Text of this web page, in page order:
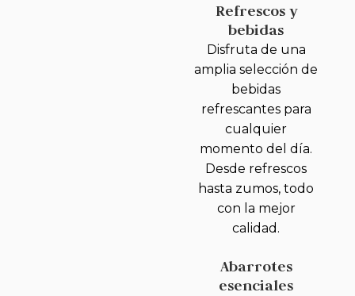
Refrescos y
bebidas
Disfruta de una
amplia selección de
bebidas
refrescantes para
cualquier
momento del día.
Desde refrescos
hasta zumos, todo
con la mejor
calidad.
Abarrotes
esenciales